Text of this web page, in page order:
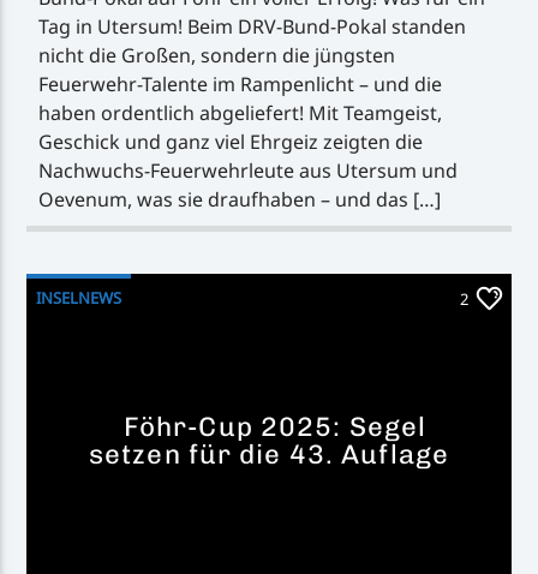
Tag in Utersum! Beim DRV-Bund-Pokal standen
nicht die Großen, sondern die jüngsten
Feuerwehr-Talente im Rampenlicht – und die
haben ordentlich abgeliefert! Mit Teamgeist,
Geschick und ganz viel Ehrgeiz zeigten die
Nachwuchs-Feuerwehrleute aus Utersum und
Oevenum, was sie draufhaben – und das […]
INSELNEWS 2
Föhr-Cup 2025: Segel
setzen für die 43. Auflage